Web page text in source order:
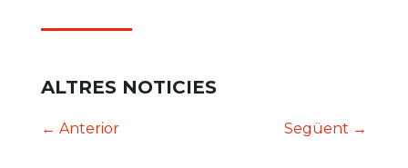
ALTRES NOTICIES
← Anterior Següent →